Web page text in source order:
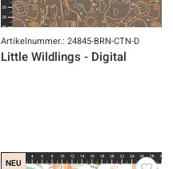
Artikelnummer.: 24845-BRN-CTN-D
Little Wildlings - Digital
NEU